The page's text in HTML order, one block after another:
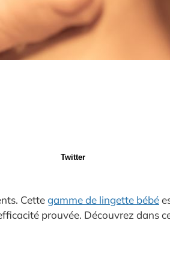
Twitter
Cettegamme de lingette bébé
prouvée. Découvrez dans